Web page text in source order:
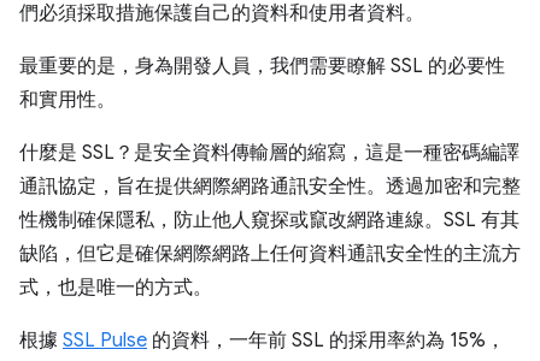
們必須採取措施保護自己的資料和使用者資料。
最重要的是，身為開發人員，我們需要瞭解 SSL 的必要性
和實用性。
什麼是 SSL？是安全資料傳輸層的縮寫，這是一種密碼編譯
通訊協定，旨在提供網際網路通訊安全性。透過加密和完整
性機制確保隱私，防止他人窺探或竄改網路連線。SSL 有其
缺陷，但它是確保網際網路上任何資料通訊安全性的主流方
式，也是唯一的方式。
根據 SSL Pulse 的資料，一年前 SSL 的採用率約為 15%，